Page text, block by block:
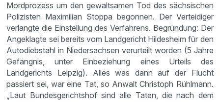
Mordprozess um den gewaltsamen Tod des sächsischen
Polizisten Maximilian Stoppa begonnen. Der Verteidiger
verlangte die Einstellung des Verfahrens. Begründung: Der
Angeklagte sei bereits vom Landgericht Hildesheim für den
Autodiebstahl in Niedersachsen verurteilt worden (5 Jahre
Gefängnis, unter Einbeziehung eines Urteils des
Landgerichts Leipzig). Alles was dann auf der Flucht
passiert sei, war eine Tat, so Anwalt Christoph Rühlmann.
„Laut Bundesgerichtshof sind alle Taten, die nach dem